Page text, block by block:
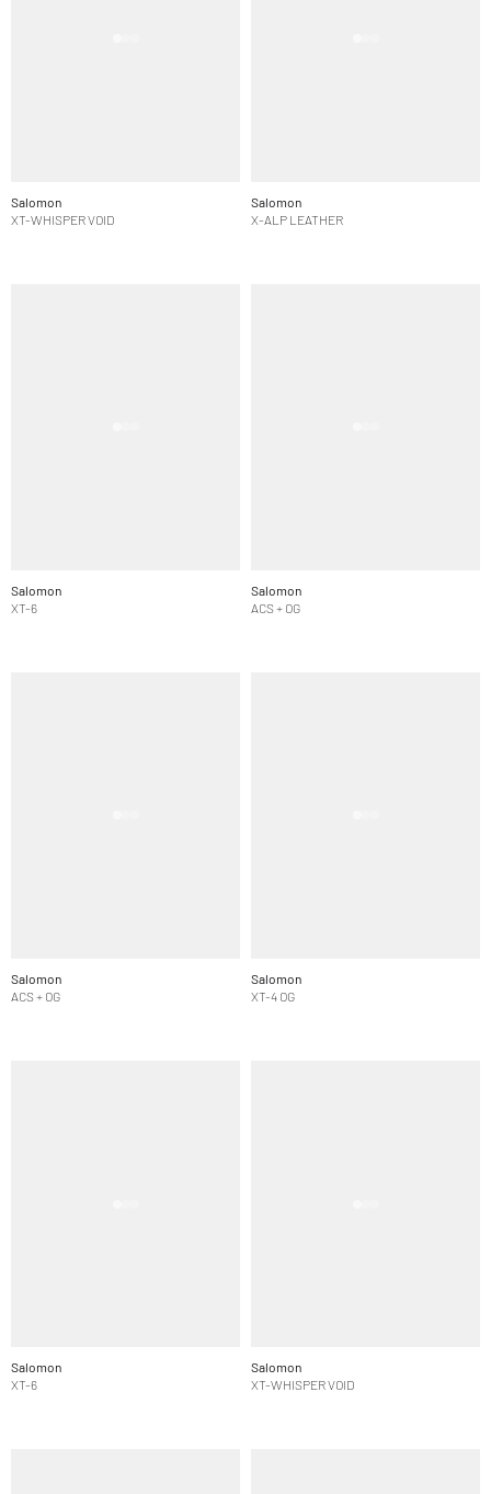
Salomon
XT-WHISPER VOID
Salomon
X-ALP LEATHER
Salomon
XT-6
Salomon
ACS + OG
Salomon
ACS + OG
Salomon
XT-4 OG
Salomon
XT-6
Salomon
XT-WHISPER VOID